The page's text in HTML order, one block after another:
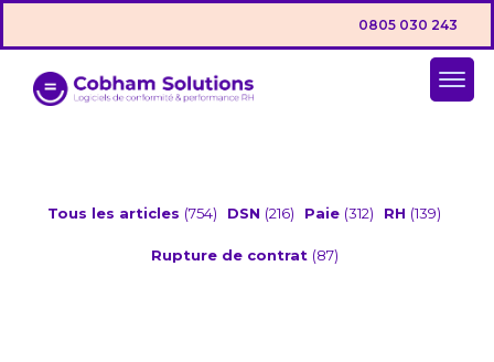
0805 030 243
Tous les articles (754) DSN (216) Paie (312) RH (139)
Rupture de contrat (87)